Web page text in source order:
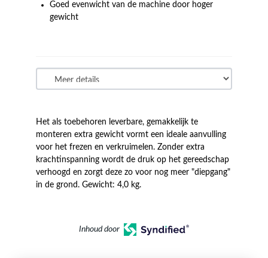
Goed evenwicht van de machine door hoger
gewicht
Het als toebehoren leverbare, gemakkelijk te
monteren extra gewicht vormt een ideale aanvulling
voor het frezen en verkruimelen. Zonder extra
krachtinspanning wordt de druk op het gereedschap
verhoogd en zorgt deze zo voor nog meer "diepgang"
in de grond. Gewicht: 4,0 kg.
Inhoud door